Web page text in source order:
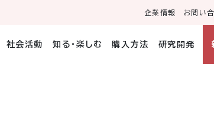
企業情報 お問い
社会活動 知る・楽しむ 購入方法 研究開発